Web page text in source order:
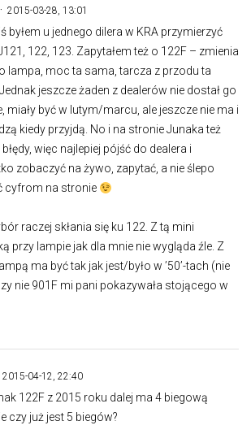
2015-03-28, 13:01
byłem u jednego dilera w KRA przymierzyć
122, 123. Zapytałem też o 122F – zmienia
lampa, moc ta sama, tarcza z przodu ta
jeszcze żaden z dealerów nie dostał go
miały być w lutym/marcu, ale jeszcze nie ma i
kiedy przyjdą. No i na stronie Junaka też
więc najlepiej pójść do dealera i
zobaczyć na żywo, zapytać, a nie ślepo
cyfrom na stronie
raczej skłania się ku 122. Z tą mini
przy lampie jak dla mnie nie wygląda źle. Z
ma być tak jak jest/było w ’50’-tach (nie
nie 901F mi pani pokazywała stojącego w
2015-04-12, 22:40
122F z 2015 roku dalej ma 4 biegową
czy już jest 5 biegów?